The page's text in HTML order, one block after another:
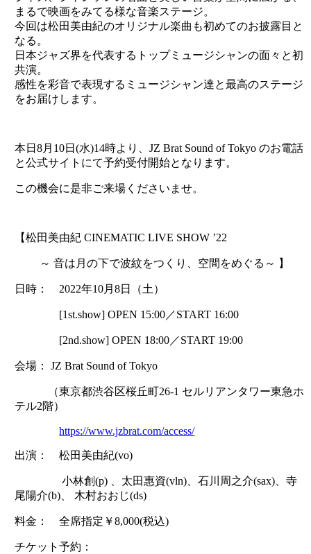
まるで映画をみてる様な音楽ステージ。
今回は松田美由紀のオリジナル楽曲も初めてのお披露目と
なる。
日本ジャズ界を代表するトップミュージシャンの面々と初
共演。
感性を彩音で表現するミュージシャン達と最高のステージ
をお届けします。
本日8月10日(水)14時より、JZ Brat Sound of Tokyo のお電話
と公式サイトにて予約受付開始となります。
この機会に是非ご来場くださいませ。
【松田美由紀 CINEMATIC LIVE SHOW ’22
～ 音は月の下で波紋をつくり、空間をめぐる～ 】
日時： 2022年10月8日（土）
[1st.show] OPEN 15:00／START 16:00
[2nd.show] OPEN 18:00／START 19:00
会場： JZ Brat Sound of Tokyo
（東京都渋谷区桜丘町26-1 セルリアンタワー東急ホ
テル2階）
https://www.jzbrat.com/access/
出演： 松田美由紀(vo)
小林創(p) 、太田惠資(vln)、石川周之介(sax)、寺
尾陽介(b)、 木村おおじ(ds)
料金： 全席指定￥8,000(税込)
チケット予約：